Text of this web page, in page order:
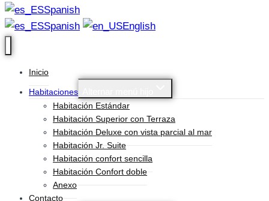
Spanish
Spanish
English
Inicio
Habitaciones
Habitación Estándar
Habitación Superior con Terraza
Habitación Deluxe con vista parcial al mar
Habitación Jr. Suite
Habitación confort sencilla
Habitación Confort doble
Anexo
Contacto